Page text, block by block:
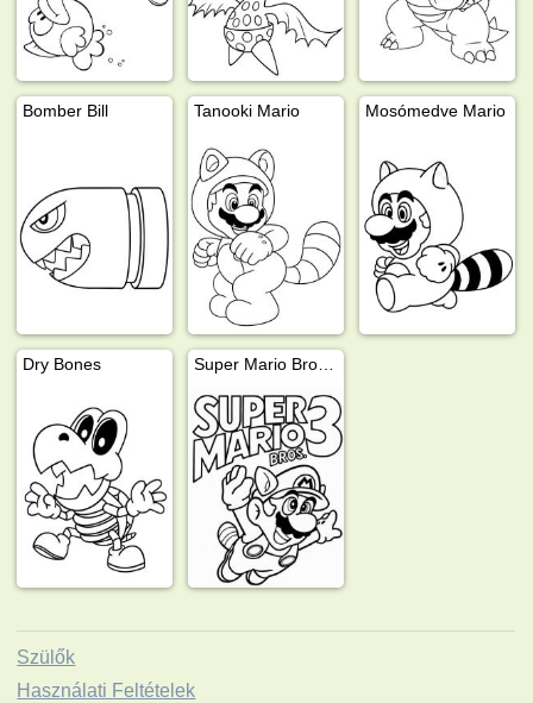
Bomber Bill Tanooki Mario Mosómedve Mario
Dry Bones
Szülők
Használati Feltételek